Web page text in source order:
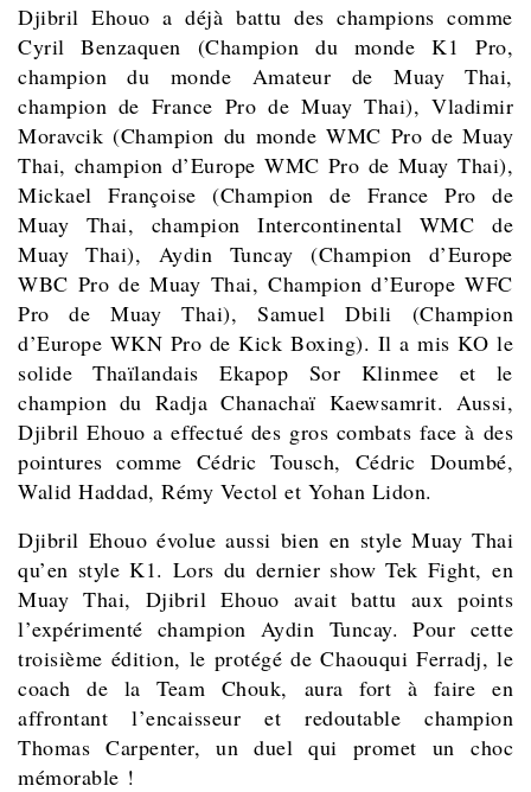
Djibril Ehouo a déjà battu des champions comme
Cyril Benzaquen (Champion du monde K1 Pro,
champion du monde Amateur de Muay Thai,
champion de France Pro de Muay Thai), Vladimir
Moravcik (Champion du monde WMC Pro de Muay
Thai, champion d’Europe WMC Pro de Muay Thai),
Mickael Françoise (Champion de France Pro de
Muay Thai, champion Intercontinental WMC de
Muay Thai), Aydin Tuncay (Champion d’Europe
WBC Pro de Muay Thai, Champion d’Europe WFC
Pro de Muay Thai), Samuel Dbili (Champion
d’Europe WKN Pro de Kick Boxing). Il a mis KO le
solide Thaïlandais Ekapop Sor Klinmee et le
champion du Radja Chanachaï Kaewsamrit. Aussi,
Djibril Ehouo a effectué des gros combats face à des
pointures comme Cédric Tousch, Cédric Doumbé,
Walid Haddad, Rémy Vectol et Yohan Lidon.
Djibril Ehouo évolue aussi bien en style Muay Thai
qu’en style K1. Lors du dernier show Tek Fight, en
Muay Thai, Djibril Ehouo avait battu aux points
l’expérimenté champion Aydin Tuncay. Pour cette
troisième édition, le protégé de Chaouqui Ferradj, le
coach de la Team Chouk, aura fort à faire en
affrontant l’encaisseur et redoutable champion
Thomas Carpenter, un duel qui promet un choc
mémorable !